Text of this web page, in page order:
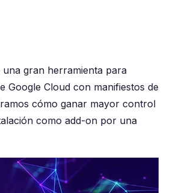
gran herramienta para
Google Cloud con manifiestos de
cómo ganar mayor control
como add-on por una